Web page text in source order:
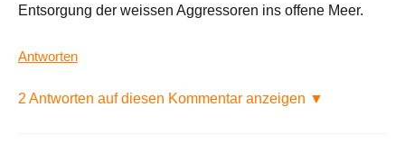
Entsorgung der weissen Aggressoren ins offene Meer.
Antworten
2 Antworten auf diesen Kommentar anzeigen ▼